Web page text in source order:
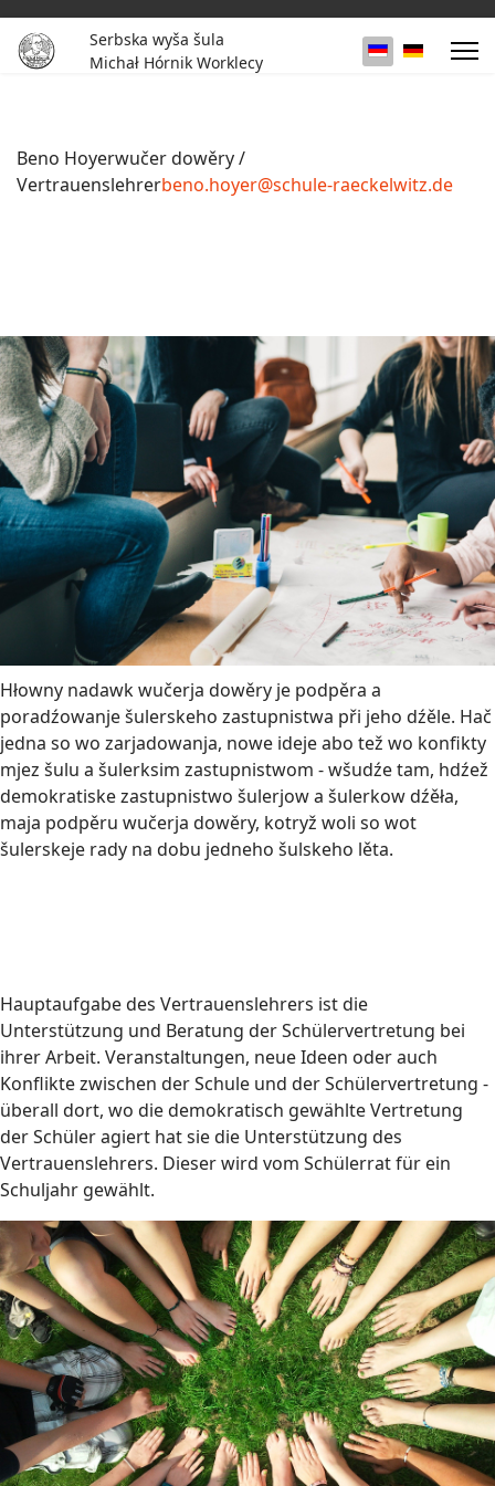
Serbska wyša šula
Michał Hórnik Worklecy
Select your
Beno Hoyerwučer dowěry /
Vertrauenslehrerbeno.hoyer@schule-raeckelwitz.de
Hłowny nadawk wučerja dowěry je podpěra a
poradźowanje šulerskeho zastupnistwa při jeho dźěle. Hač
jedna so wo zarjadowanja, nowe ideje abo tež wo konfikty
mjez šulu a šulerksim zastupnistwom - wšudźe tam, hdźež
demokratiske zastupnistwo šulerjow a šulerkow dźěła,
maja podpěru wučerja dowěry, kotryž woli so wot
šulerskeje rady na dobu jedneho šulskeho lěta.
Hauptaufgabe des Vertrauenslehrers ist die
Unterstützung und Beratung der Schülervertretung bei
ihrer Arbeit. Veranstaltungen, neue Ideen oder auch
Konflikte zwischen der Schule und der Schülervertretung -
überall dort, wo die demokratisch gewählte Vertretung
der Schüler agiert hat sie die Unterstützung des
Vertrauenslehrers. Dieser wird vom Schülerrat für ein
Schuljahr gewählt.